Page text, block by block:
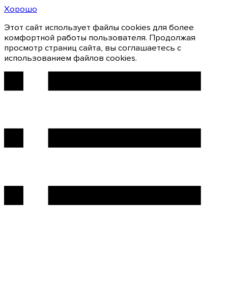
Хорошо
Этот сайт использует файлы cookies для более
комфортной работы пользователя. Продолжая
просмотр страниц сайта, вы соглашаетесь с
использованием файлов cookies.